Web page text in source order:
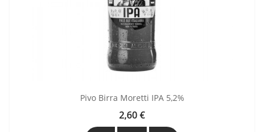
Pivo Birra Moretti IPA 5,2%
Cijena
2,60 €